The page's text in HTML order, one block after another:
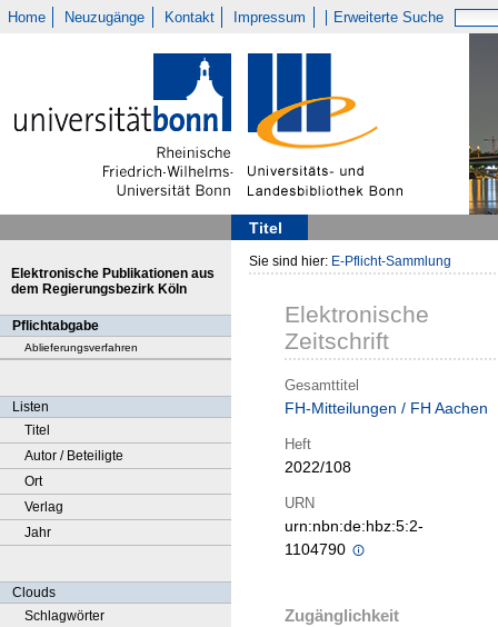
Home Neuzugänge Kontakt Impressum Erweiterte Suche
Titel
Elektronische Publikationen aus
dem Regierungsbezirk Köln
Pflichtabgabe
Ablieferungsverfahren
Listen
Titel
Autor / Beteiligte
Ort
Verlag
Jahr
Clouds
Schlagwörter
Sie sind hier: E-Pflicht-Sammlung
Elektronische
Zeitschrift
Gesamttitel
FH-Mitteilungen / FH Aachen
Heft
2022/108
URN
urn:nbn:de:hbz:5:2-
1104790
Zugänglichkeit